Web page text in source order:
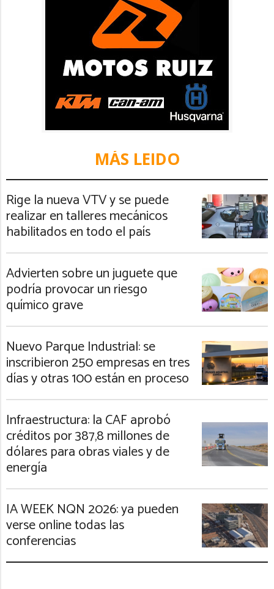
MÁS LEIDO
Rige la nueva VTV y se puede
realizar en talleres mecánicos
habilitados en todo el país
Advierten sobre un juguete que
podría provocar un riesgo
químico grave
Nuevo Parque Industrial: se
inscribieron 250 empresas en tres
días y otras 100 están en proceso
Infraestructura: la CAF aprobó
créditos por 387,8 millones de
dólares para obras viales y de
energía
IA WEEK NQN 2026: ya pueden
verse online todas las
conferencias